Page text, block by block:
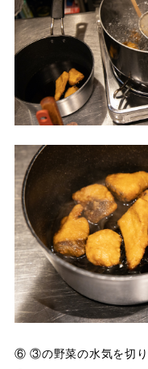
⑥ ③の野菜の水気を切り